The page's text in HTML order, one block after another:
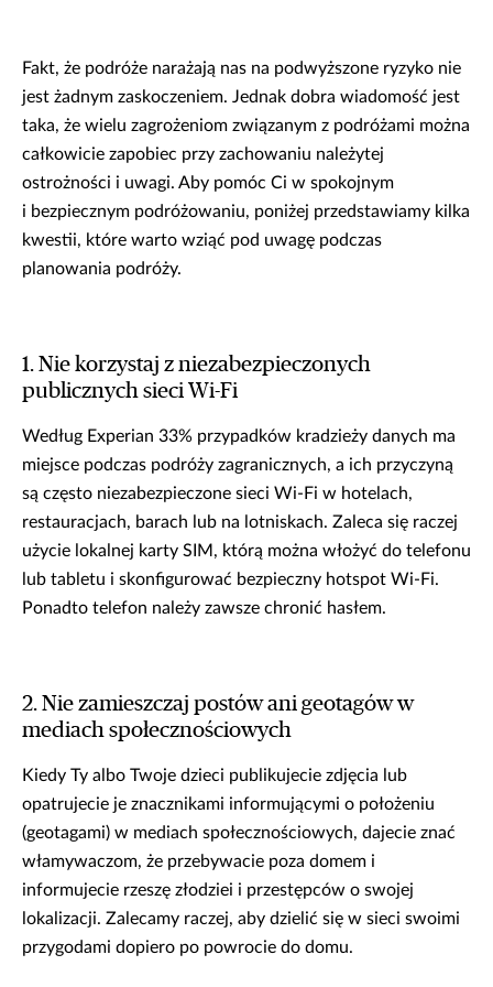
Fakt, że podróże narażają nas na podwyższone ryzyko nie
jest żadnym zaskoczeniem. Jednak dobra wiadomość jest
taka, że wielu zagrożeniom związanym z podróżami można
całkowicie zapobiec przy zachowaniu należytej
ostrożności i uwagi. Aby pomóc Ci w spokojnym
i bezpiecznym podróżowaniu, poniżej przedstawiamy kilka
kwestii, które warto wziąć pod uwagę podczas
planowania podróży.
1. Nie korzystaj z niezabezpieczonych
publicznych sieci Wi-Fi
Według Experian 33% przypadków kradzieży danych ma
miejsce podczas podróży zagranicznych, a ich przyczyną
są często niezabezpieczone sieci Wi-Fi w hotelach,
restauracjach, barach lub na lotniskach. Zaleca się raczej
użycie lokalnej karty SIM, którą można włożyć do telefonu
lub tabletu i skonfigurować bezpieczny hotspot Wi-Fi.
Ponadto telefon należy zawsze chronić hasłem.
2. Nie zamieszczaj postów ani geotagów w
mediach społecznościowych
Kiedy Ty albo Twoje dzieci publikujecie zdjęcia lub
opatrujecie je znacznikami informującymi o położeniu
(geotagami) w mediach społecznościowych, dajecie znać
włamywaczom, że przebywacie poza domem i
informujecie rzeszę złodziei i przestępców o swojej
lokalizacji. Zalecamy raczej, aby dzielić się w sieci swoimi
przygodami dopiero po powrocie do domu.